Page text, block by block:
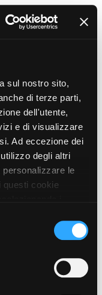
sul nostro sito,
di terze parti,
dell'utente,
e di visualizzare
Ad eccezione dei
degli altri
le
questi cookie
i cookie, cliccando
sul tasto
Per